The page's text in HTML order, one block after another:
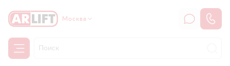
Москва